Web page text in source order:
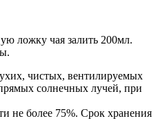
ложку чая залить 200мл.
чистых, вентилируемых
солнечных лучей, при
не более 75%. Срок хранения